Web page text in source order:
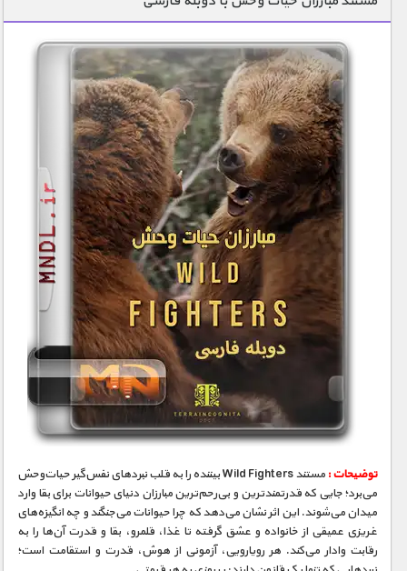
توضیحات :
مستند Wild Fighters بیننده را به قلب نبردهای نفس‌گیر حیات‌وحش
می‌برد؛ جایی که قدرتمندترین و بی‌رحم‌ترین مبارزان دنیای حیوانات برای بقا وارد
میدان می‌شوند. این اثر نشان می‌دهد که چرا حیوانات می‌جنگند و چه انگیزه‌های
غریزی عمیقی از خانواده و عشق گرفته تا غذا، قلمرو، بقا و قدرت آن‌ها را به
رقابت وادار می‌کند. هر رویارویی، آزمونی از هوش، قدرت و استقامت است؛